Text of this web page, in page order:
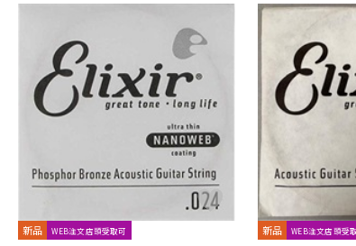
新品 WEB注文店頭受取可 新品 WEB注文店頭受